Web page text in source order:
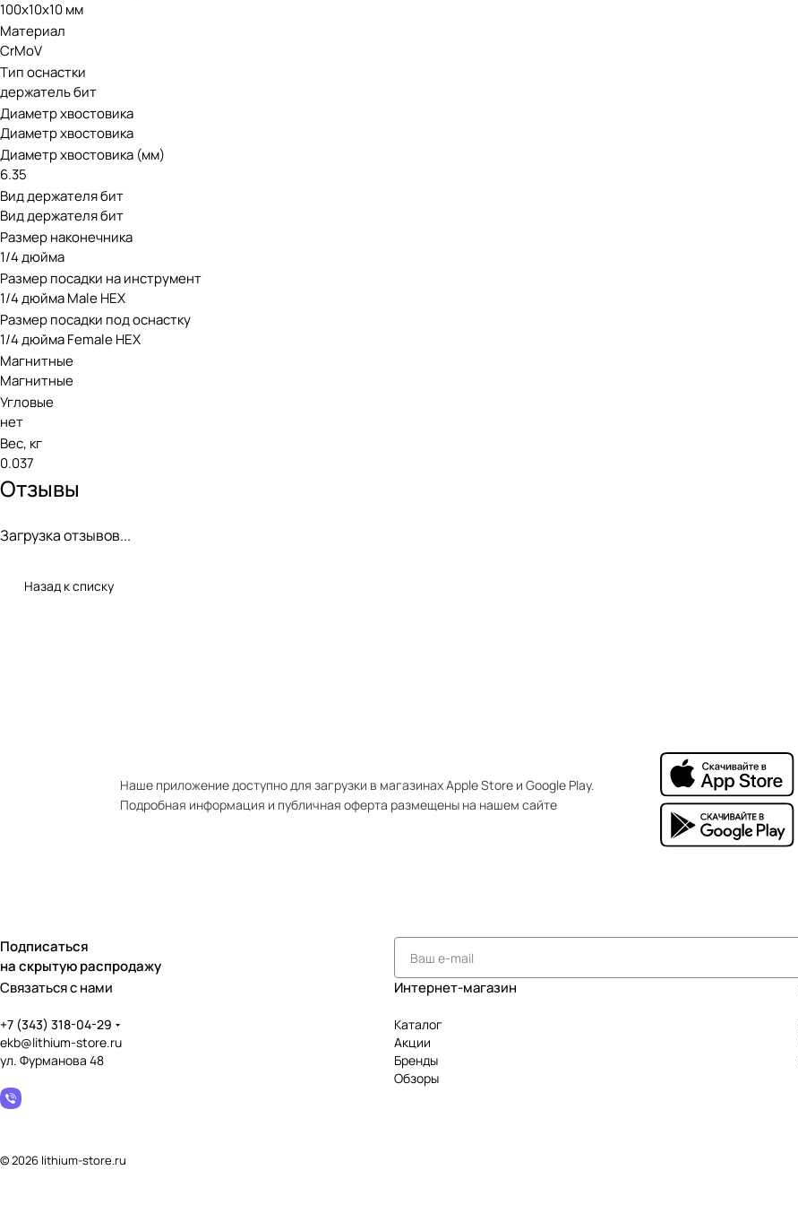
100х10х10 мм
Материал
CrMoV
Тип оснастки
держатель бит
Диаметр хвостовика
Диаметр хвостовика
Диаметр хвостовика (мм)
6.35
Вид держателя бит
Вид держателя бит
Размер наконечника
1/4 дюйма
Размер посадки на инструмент
1/4 дюйма Male HEX
Размер посадки под оснастку
1/4 дюйма Female HEX
Магнитные
Магнитные
Угловые
нет
Вес, кг
0.037
Отзывы
Загрузка отзывов...
Назад к списку
Наше приложение доступно для загрузки в магазинах Apple Store и Google Play.
Подробная информация и публичная оферта размещены на нашем сайте
Подписаться
на скрытую распродажу
Связаться с нами
+7 (343) 318-04-29
ekb@lithium-store.ru
ул. Фурманова 48
Интернет-магазин
Каталог
Акции
Бренды
Обзоры
© 2026 lithium-store.ru